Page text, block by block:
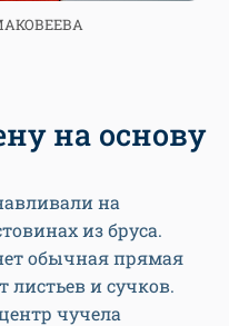
на основу
на
из бруса.
обычная прямая
листьев и сучков.
чучела